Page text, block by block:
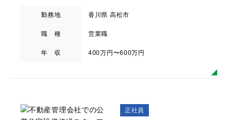
勤務地 香川県 高松市
職 種 営業職
年 収 400万円〜600万円
正社員